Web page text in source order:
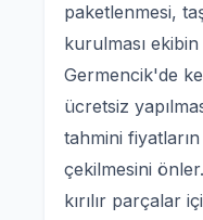
paketlenmesi,
kurulması
Germencik'de
ücretsiz
tahmini
çekilmesini
kırılır parçalar